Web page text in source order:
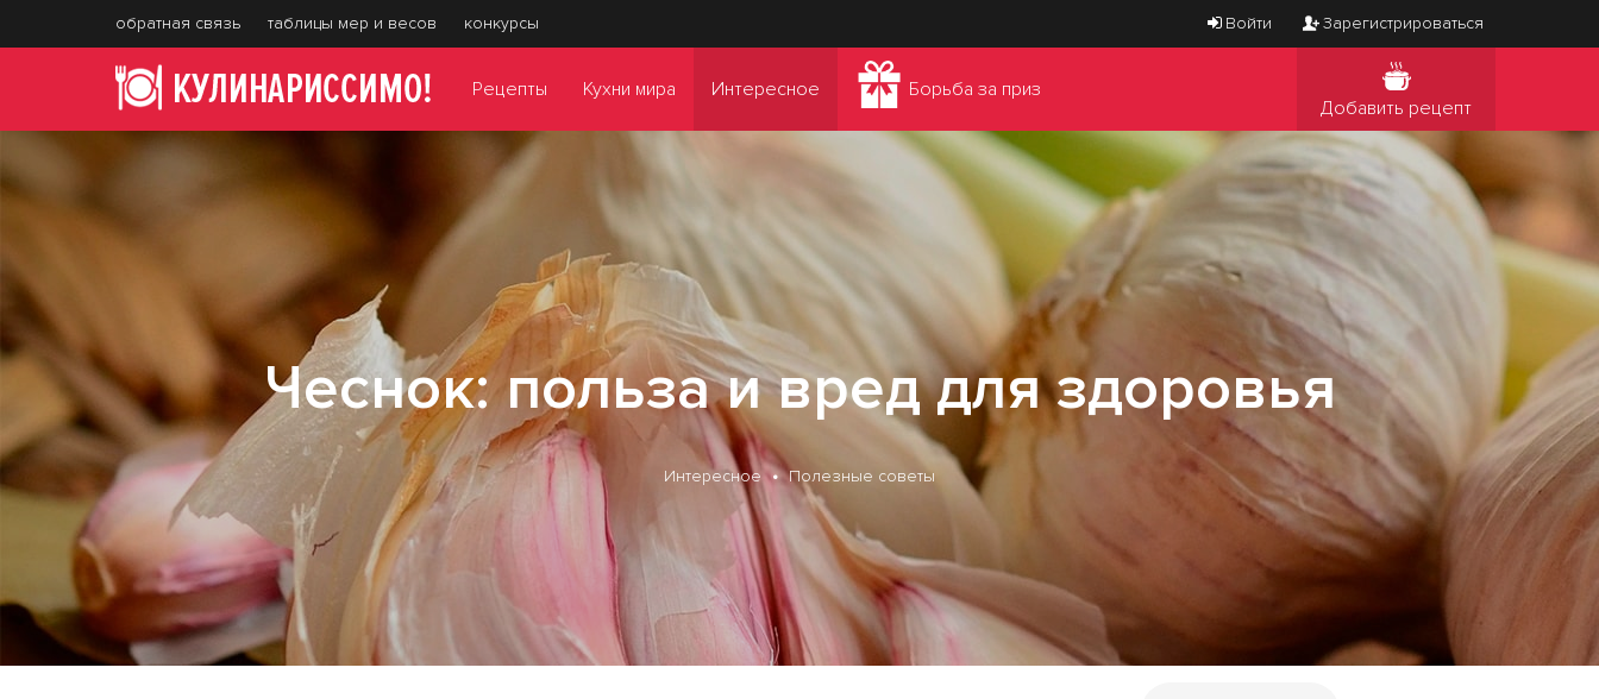
обратная связь таблицы мер и весов конкурсы Войти Зарегистрироваться
Рецепты Кухни мира Интересное
Борьба за приз
Добавить рецепт
Чеснок: польза и вред для здоровья
Интересное Полезные советы